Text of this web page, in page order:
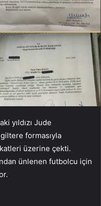
yıldızı Jude
formasıyla
üzerine çekti.
ünlenen futbolcu için